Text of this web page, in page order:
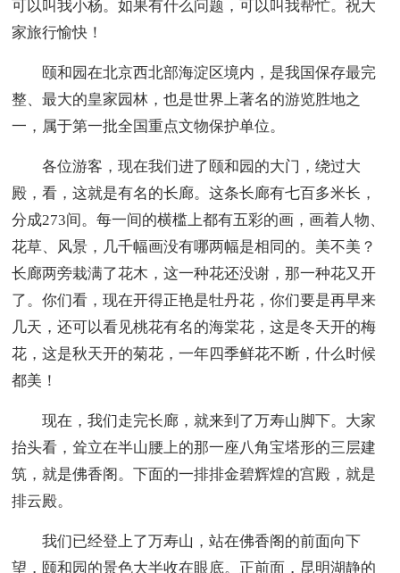
可以叫我小杨。如果有什么问题，可以叫我帮忙。祝大
家旅行愉快！
颐和园在北京西北部海淀区境内，是我国保存最完
整、最大的皇家园林，也是世界上著名的游览胜地之
一，属于第一批全国重点文物保护单位。
各位游客，现在我们进了颐和园的大门，绕过大
殿，看，这就是有名的长廊。这条长廊有七百多米长，
分成273间。每一间的横槛上都有五彩的画，画着人物、
花草、风景，几千幅画没有哪两幅是相同的。美不美？
长廊两旁栽满了花木，这一种花还没谢，那一种花又开
了。你们看，现在开得正艳是牡丹花，你们要是再早来
几天，还可以看见桃花有名的海棠花，这是冬天开的梅
花，这是秋天开的菊花，一年四季鲜花不断，什么时候
都美！
现在，我们走完长廊，就来到了万寿山脚下。大家
抬头看，耸立在半山腰上的那一座八角宝塔形的三层建
筑，就是佛香阁。下面的一排排金碧辉煌的宫殿，就是
排云殿。
我们已经登上了万寿山，站在佛香阁的前面向下
望，颐和园的景色大半收在眼底。正前面，昆明湖静的